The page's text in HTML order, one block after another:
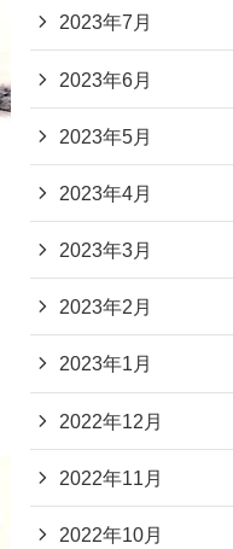
2023年7月
2023年6月
2023年5月
2023年4月
2023年3月
2023年2月
2023年1月
2022年12月
2022年11月
2022年10月